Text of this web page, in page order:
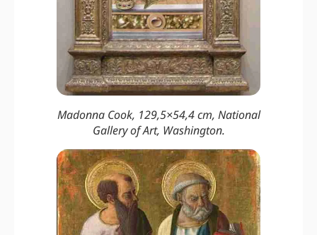
Madonna Cook, 129,5×54,4 cm, National
Gallery of Art, Washington.